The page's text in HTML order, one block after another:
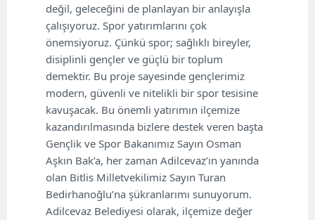
değil, geleceğini de planlayan bir anlayışla
çalışıyoruz. Spor yatırımlarını çok
önemsiyoruz. Çünkü spor; sağlıklı bireyler,
disiplinli gençler ve güçlü bir toplum
demektir. Bu proje sayesinde gençlerimiz
modern, güvenli ve nitelikli bir spor tesisine
kavuşacak. Bu önemli yatırımın ilçemize
kazandırılmasında bizlere destek veren başta
Gençlik ve Spor Bakanımız Sayın Osman
Aşkın Bak’a, her zaman Adilcevaz’ın yanında
olan Bitlis Milletvekilimiz Sayın Turan
Bedirhanoğlu’na şükranlarımı sunuyorum.
Adilcevaz Belediyesi olarak, ilçemize değer